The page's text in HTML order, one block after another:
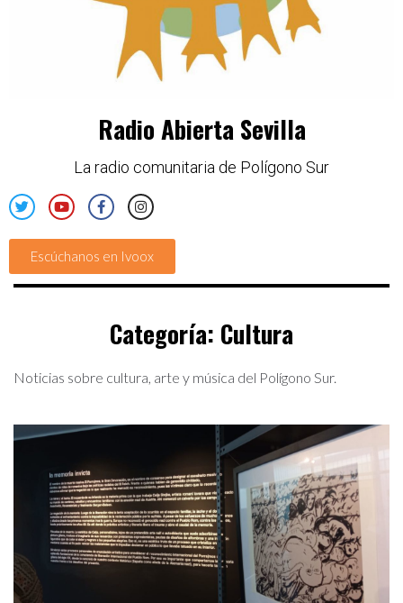
Radio Abierta Sevilla
La radio comunitaria de Polígono Sur
Escúchanos en Ivoox
Categoría: Cultura
Noticias sobre cultura, arte y música del Polígono Sur.